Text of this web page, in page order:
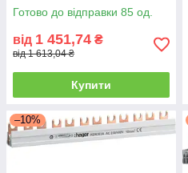
Готово до відправки 85 од.
від 1 451,74 ₴
від 1 613,04 ₴
Купити
–10%